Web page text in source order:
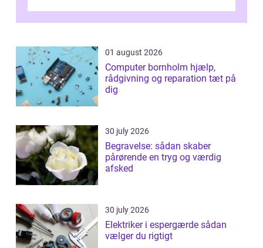
samlede ...
01 august 2026
Computer bornholm hjælp,
rådgivning og reparation tæt på
dig
30 july 2026
Begravelse: sådan skaber
pårørende en tryg og værdig
afsked
30 july 2026
Elektriker i espergærde sådan
vælger du rigtigt